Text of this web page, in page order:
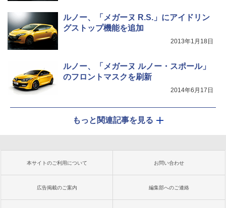
ルノー、「メガーヌ R.S.」にアイドリン
グストップ機能を追加
2013年1月18日
ルノー、「メガーヌ ルノー・スポール」
のフロントマスクを刷新
2014年6月17日
もっと関連記事を見る
本サイトのご利用について お問い合わせ
広告掲載のご案内 編集部へのご連絡